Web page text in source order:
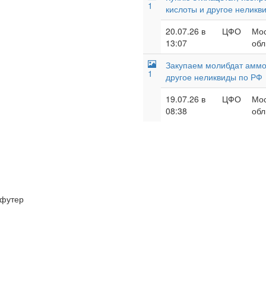
1
кислоты и другое
20.07.26 в
13:07
ЦФО
1
Закупаем молибдат
другое неликвиды по РФ
19.07.26 в
08:38
ЦФО
футер